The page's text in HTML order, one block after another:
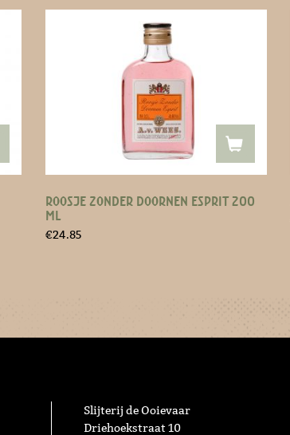
ROOSJE ZONDER DOORNEN ESPRIT 200
ML
€24.85
Slijterij de Ooievaar
Driehoekstraat 10